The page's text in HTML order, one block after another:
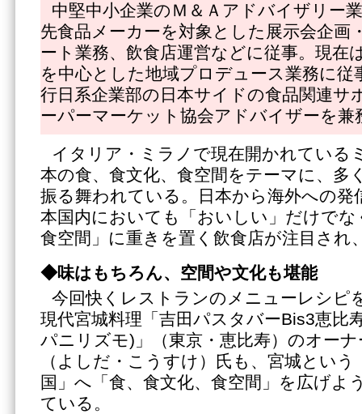
中堅中小企業のＭ＆Ａアドバイザリー
先食品メーカーを対象とした展示会企画
ート業務、飲食店運営などに従事。現在
を中心とした地域プロデュース業務に従
行日系企業部の日本サイドの食品関連サ
ーパーマーケット協会アドバイザーを兼
イタリア・ミラノで現在開かれている
本の食、食文化、食空間をテーマに、多
振る舞われている。日本から海外への発
本国内においても「おいしい」だけでな
食空間」に重きを置く飲食店が注目され
◆味はもちろん、空間や文化も堪能
今回快くレストランのメニューレシピ
現代宮城料理「吉田パスタバーBis3恵比
パニリズモ)」（東京・恵比寿）のオー
（よしだ・こうすけ）氏も、宮城とい
国」へ「食、食文化、食空間」を広げよ
ている。